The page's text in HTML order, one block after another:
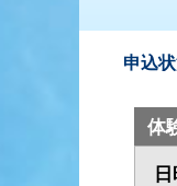
申込状
体